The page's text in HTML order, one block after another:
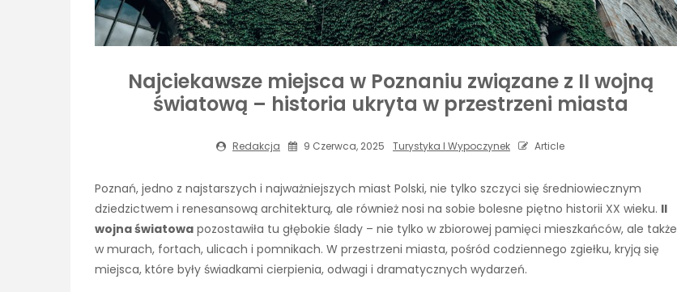
Najciekawsze miejsca w Poznaniu związane z II wojną
światową – historia ukryta w przestrzeni miasta
Redakcja 9 Czerwca, 2025 Turystyka I Wypoczynek Article
Poznań, jedno z najstarszych i najważniejszych miast Polski, nie tylko szczyci się średniowiecznym
dziedzictwem i renesansową architekturą, ale również nosi na sobie bolesne piętno historii XX wieku. II
wojna światowa pozostawiła tu głębokie ślady – nie tylko w zbiorowej pamięci mieszkańców, ale także
w murach, fortach, ulicach i pomnikach. W przestrzeni miasta, pośród codziennego zgiełku, kryją się
miejsca, które były świadkami cierpienia, odwagi i dramatycznych wydarzeń.